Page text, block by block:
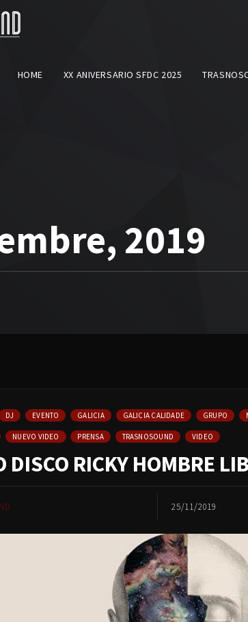
HOME XX ANIVERSARIO SFDC 2025
2019
DJ EVENTO GALICIA GALICIA CALIDADE GRUPO
NUEVO VIDEO PRENSA TRASNOSOUND VIDEO
DISCO RICKY HOMBRE
25/11/2019